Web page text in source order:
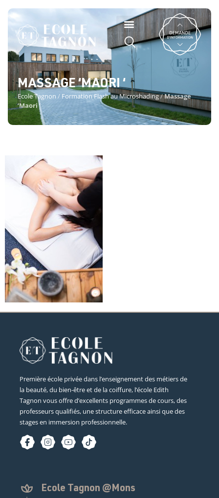
MASSAGE ‘MAORI ‘
Ecole Tagnon / Formation Flash au Microshading/Massage
‘Maori ‘
Première école privée dans l’enseignement des métiers de
la beauté, du bien-être et de la coiffure, l’école Edith
Tagnon vous offre d’excellents programmes de cours, des
professeurs qualifiés, une structure efficace ainsi que des
stages en immersion professionnelle.
Ecole Tagnon @Mons